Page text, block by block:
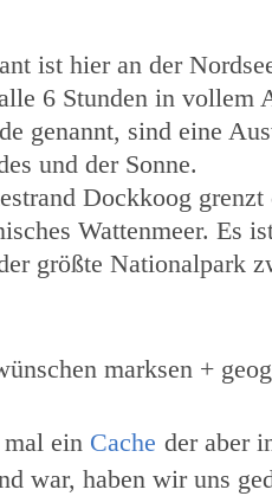
ist hier an der
6 Stunden in vollem
genannt, sind eine
und der Sonne.
Dockkoog
Wattenmeer. Es
größte Nationalpark
marksen +
ein Cache der aber
war, haben wir uns